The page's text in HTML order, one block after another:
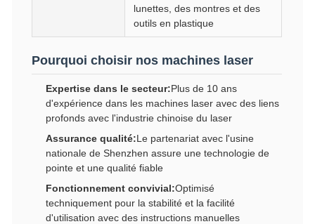
lunettes, des montres et des
outils en plastique
Pourquoi choisir nos machines laser
Expertise dans le secteur:Plus de 10 ans
d'expérience dans les machines laser avec des liens
profonds avec l'industrie chinoise du laser
Assurance qualité:Le partenariat avec l'usine
nationale de Shenzhen assure une technologie de
pointe et une qualité fiable
Fonctionnement convivial:Optimisé
techniquement pour la stabilité et la facilité
d'utilisation avec des instructions manuelles